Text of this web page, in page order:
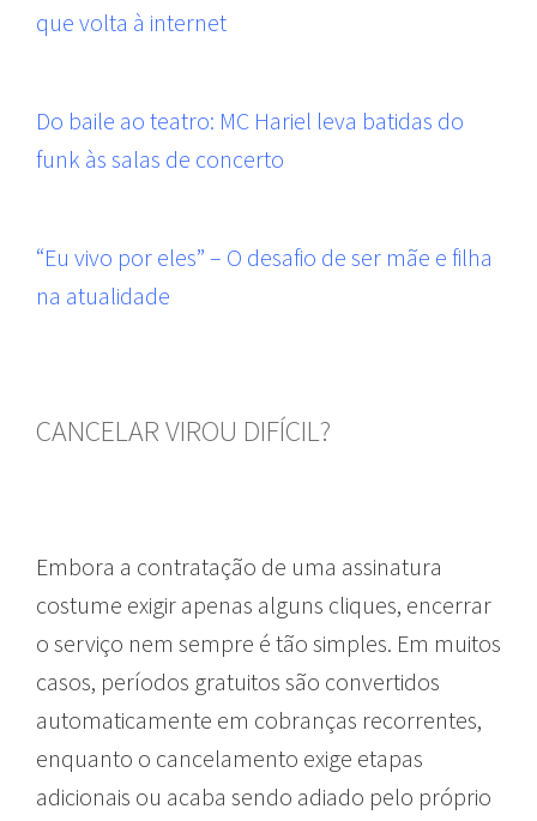
que volta à internet
Do baile ao teatro: MC Hariel leva batidas do
funk às salas de concerto
“Eu vivo por eles” – O desafio de ser mãe e filha
na atualidade
CANCELAR VIROU DIFÍCIL?
Embora a contratação de uma assinatura
costume exigir apenas alguns cliques, encerrar
o serviço nem sempre é tão simples. Em muitos
casos, períodos gratuitos são convertidos
automaticamente em cobranças recorrentes,
enquanto o cancelamento exige etapas
adicionais ou acaba sendo adiado pelo próprio